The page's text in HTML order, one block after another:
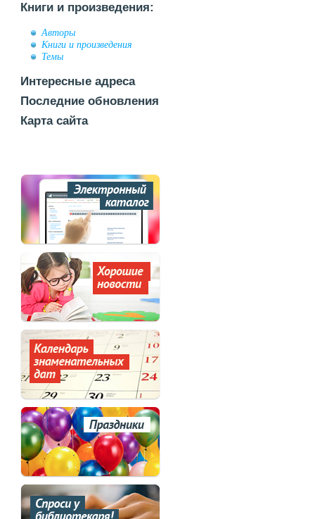
Книги и произведения:
Авторы
Книги и произведения
Темы
Интересные адреса
Последние обновления
Карта сайта